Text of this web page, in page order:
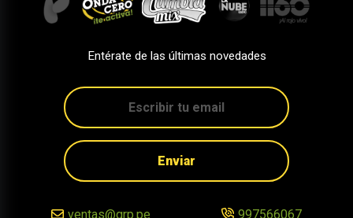
Entérate de las últimas novedades
Enviar
ventas@grp.pe 997566067